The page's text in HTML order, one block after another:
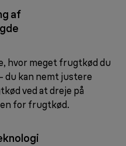
af
hvor meget frugtkød du
du kan nemt justere
ved at dreje på
for frugtkød.